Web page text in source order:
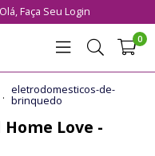
Olá,Faça Seu Login
0
eletrodomesticos-de-
brinquedo
Love -